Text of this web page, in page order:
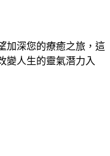
加深您的療癒之旅，這
變人生的靈氣潛力入